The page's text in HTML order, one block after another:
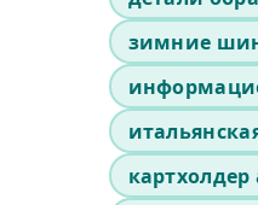
зимние
картхолдер